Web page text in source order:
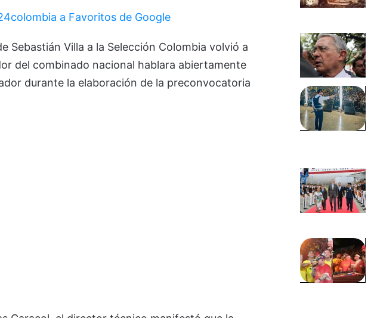
a Favoritos de Google
Sebastián Villa a la Selección Colombia volvió a
del combinado nacional hablara abiertamente
durante la elaboración de la preconvocatoria